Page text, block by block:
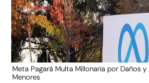
Meta Pagará Multa Millonaria por Daños
Menores